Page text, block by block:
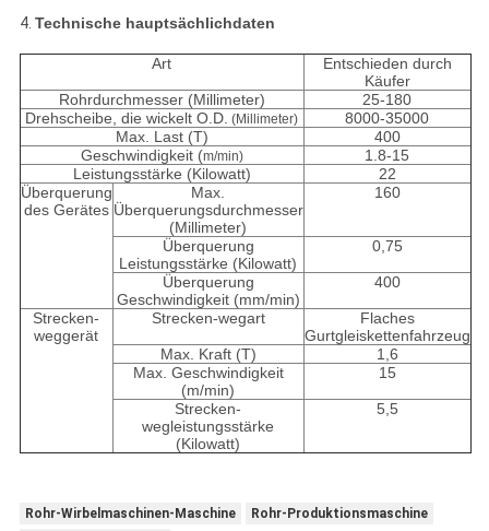
4. Technische hauptsächlichdaten
Art
Entschieden durch
Käufer
Rohrdurchmesser (Millimeter)
25-180
Drehscheibe, die wickelt O.D. (Millimeter)
8000-35000
Max. Last (T)
400
Geschwindigkeit (m/min)
1.8-15
Leistungsstärke (Kilowatt)
22
Überquerung
des Gerätes
Max.
Überquerungsdurchmesser
(Millimeter)
160
Überquerung
Leistungsstärke (Kilowatt)
0,75
Überquerung
Geschwindigkeit (mm/min)
400
Strecken-
weggerät
Strecken-wegart
Flaches
Gurtgleiskettenfahrzeug
Max. Kraft (T)
1,6
Max. Geschwindigkeit
(m/min)
15
Strecken-
wegleistungsstärke
(Kilowatt)
5,5
Rohr-Wirbelmaschinen-Maschine
Rohr-Produktionsmaschine